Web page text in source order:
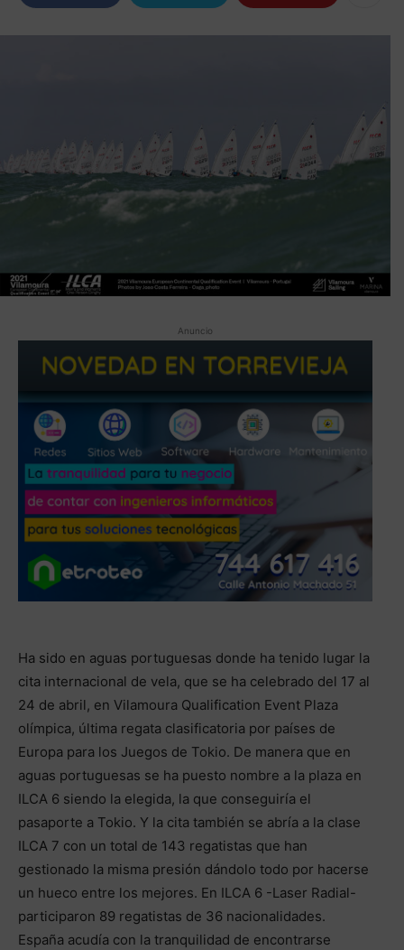
Anuncio
Ha sido en aguas portuguesas donde ha tenido lugar la
cita internacional de vela, que se ha celebrado del 17 al
24 de abril, en Vilamoura Qualification Event Plaza
olímpica, última regata clasificatoria por países de
Europa para los Juegos de Tokio. De manera que en
aguas portuguesas se ha puesto nombre a la plaza en
ILCA 6 siendo la elegida, la que conseguiría el
pasaporte a Tokio. Y la cita también se abría a la clase
ILCA 7 con un total de 143 regatistas que han
gestionado la misma presión dándolo todo por hacerse
un hueco entre los mejores. En ILCA 6 -Laser Radial-
participaron 89 regatistas de 36 nacionalidades.
España acudía con la tranquilidad de encontrarse